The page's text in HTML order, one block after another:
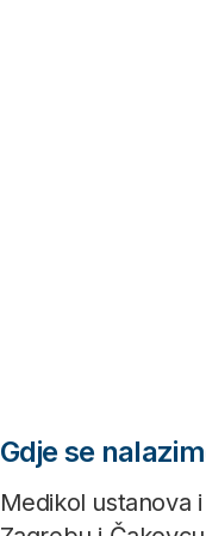
Gdje se
Medikol ustanova